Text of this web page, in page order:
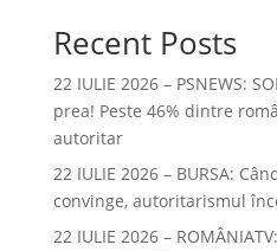
Recent Posts
22 IULIE 2026 – PSNEWS:
prea! Peste 46% dintre
autoritar
22 IULIE 2026 – BURSA:
convinge, autoritarismul
22 IULIE 2026 –